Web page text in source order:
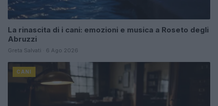
La rinascita di i cani: emozioni e musica a Roseto degli
Abruzzi
Greta Salvati · 6 Ago 2026
CANI